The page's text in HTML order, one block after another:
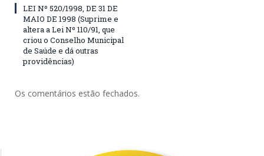
LEI Nº 520/1998, DE 31 DE
MAIO DE 1998 (Suprime e
altera a Lei Nº 110/91, que
criou o Conselho Municipal
de Saúde e dá outras
providências)
Os comentários estão fechados.